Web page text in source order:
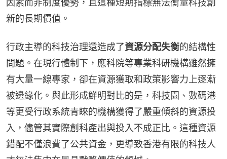
新的長期價值。
行政主導的科技治理還造成了資源分配失衡的結構性
問題。在現行體制下，應科院等專業科研機構雖然擁
有大量一線專家，卻在資源獲取和政策影響力上逐漸
被邊緣化。與此形成鮮明對比的是，科技園、數碼港
等更受行政系統青睞的機構獲得了嚴重傾斜的資源投
入，儘管其實際創科產出與投入不成正比。這種資源
錯配不僅浪費了公共資金，更導致香港有限的科技人